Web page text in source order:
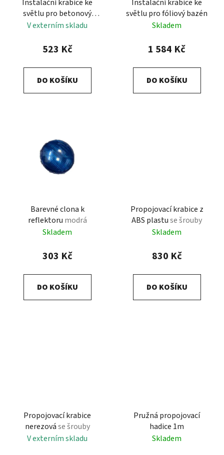
Instalační krabice ke
světlu pro betonový
bazén
V externím skladu
523 Kč
DO KOŠÍKU
Instalační krabice ke
světlu pro fóliový bazén
Skladem
1 584 Kč
DO KOŠÍKU
Barevné clona k
reflektoru modrá
Skladem
303 Kč
DO KOŠÍKU
Propojovací krabice z
ABS plastuse šrouby
Skladem
830 Kč
DO KOŠÍKU
Propojovací krabice
nerezováse šrouby
V externím skladu
Pružná propojovací
hadice 1m
Skladem